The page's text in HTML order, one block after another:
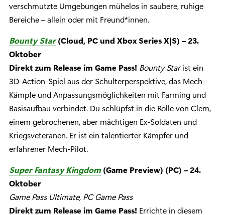
verschmutzte Umgebungen mühelos in saubere, ruhige
Bereiche – allein oder mit Freund*innen.
Bounty Star(Cloud, PC und Xbox Series X|S) – 23.
Oktober
Direkt zum Release im Game Pass! Bounty Starist ein
3D-Action-Spiel aus der Schulterperspektive, das Mech-
Kämpfe und Anpassungsmöglichkeiten mit Farming und
Basisaufbau verbindet. Du schlüpfst in die Rolle von Clem,
einem gebrochenen, aber mächtigen Ex-Soldaten und
Kriegsveteranen. Er ist ein talentierter Kämpfer und
erfahrener Mech-Pilot.
Super Fantasy Kingdom(Game Preview) (PC) – 24.
Oktober
Game Pass Ultimate, PC Game Pass
Direkt zum Release im Game Pass! Errichte in diesem